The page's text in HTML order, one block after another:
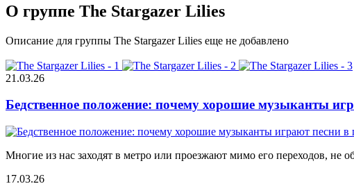
О группе The Stargazer Lilies
Описание для группы The Stargazer Lilies еще не добавлено
21.03.26
Бедственное положение: почему хорошие музыканты
Многие из нас заходят в метро или проезжают мимо его переходов, не
17.03.26